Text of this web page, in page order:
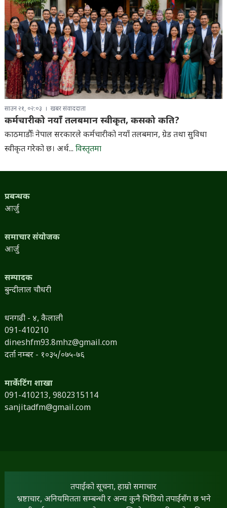
साउन २१, ०२:०३ खबर संवाददाता
कर्मचारीको नयाँ तलबमान स्वीकृत, कसको कति?
काठमाडौँः नेपाल सरकारले कर्मचारीको नयाँ तलबमान, ग्रेड तथा सुविधा
स्वीकृत गरेको छ। अर्थ... विस्तृतमा
प्रबन्धक
आर्जु
समाचार संयोजक
आर्जु
सम्पादक
बुन्दीलाल चौधरी
धनगढी - ४, कैलाली
091-410210
dineshfm93.8mhz@gmail.com
दर्ता नम्बर - १०३५/०७५-७६
मार्केटिंग शाखा
091-410213, 9802315114
sanjitadfm@gmail.com
तपाईंको सूचना, हाम्रो समाचार
भ्रष्टाचार, अनियमितता सम्बन्धी र अन्य कुनै भिडियो तपाईंसँग छ भने